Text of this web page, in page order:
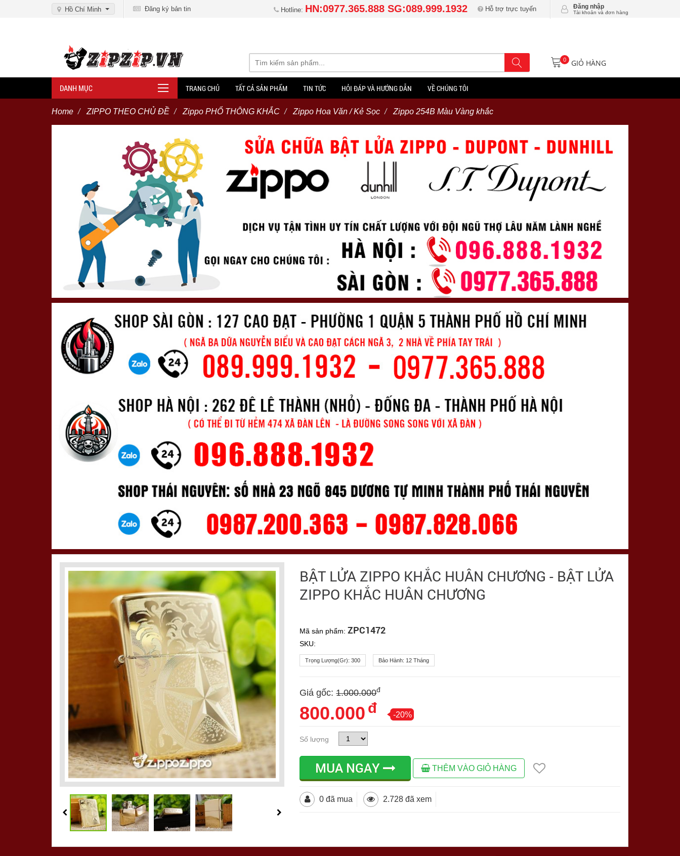
Hồ Chí Minh Đăng ký bản tin Hotline: HN:0977.365.888 SG:089.999.1932 Hỗ trợ trực tuyến Đăng nhập
Tài khoản và đơn hàng
0 GIỎ HÀNG
DANH MỤC TRANG CHỦ TẤT CẢ SẢN PHẨM TIN TỨC HỎI ĐÁP VÀ HƯỚNG DẪN VỀ CHÚNG TÔI
Home ZIPPO THEO CHỦ ĐỀ Zippo PHỔ THÔNG KHẮC Zippo Hoa Văn / Kẻ Sọc Zippo 254B Màu Vàng khắc
BẬT LỬA ZIPPO KHẮC HUÂN CHƯƠNG - BẬT LỬA
ZIPPO KHẮC HUÂN CHƯƠNG
Mã sản phẩm:ZPC1472
SKU:
Trọng Lượng(gr):300 Bảo Hành: 12 Tháng
Giá gốc: 1.000.000đ
800.000 đ -20%
Số lượng
MUA NGAY THÊM VÀO GIỎ HÀNG
0 đã mua 2.728 đã xem